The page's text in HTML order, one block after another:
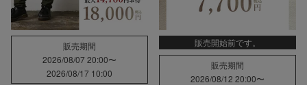
販売期間
2026/08/07 20:00〜
2026/08/17 10:00
販売開始前です。
販売期間
2026/08/12 20:00〜